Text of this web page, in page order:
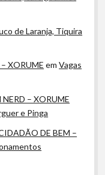
de Laranja, Tiquira
XORUME emVagas
– XORUME
e Pinga
DE BEM –